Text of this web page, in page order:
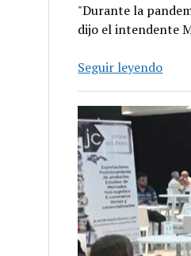
"Durante la
dijo el intendente
Seguir leyendo
Día
de
la